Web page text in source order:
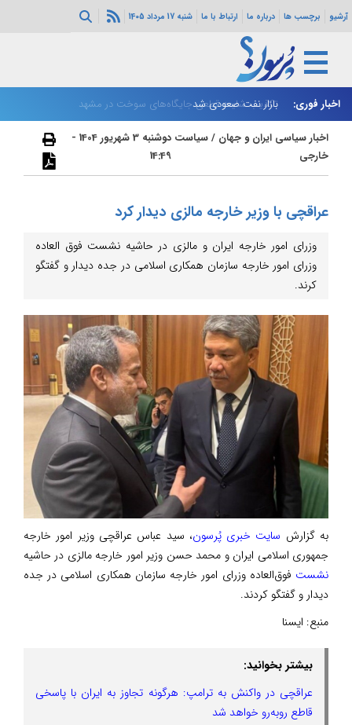
آرشیو برچسب ها درباره ما ارتباط با ما شنبه 17 مرداد 1405
اخبار فوری: تکذیب شایعه قطعی جایگاه‌های سوخت در مشهد
بازار نفت صعودی شد
اخبار سیاسی ایران و جهان /سیاست
خارجی
دوشنبه 3 شهریور 1404 -
14:49
عراقچی با وزیر خارجه مالزی دیدار کرد
وزرای امور خارجه ایران و مالزی در حاشیه نشست فوق العاده
وزرای امور خارجه سازمان همکاری اسلامی در جده دیدار و گفتگو
کرند.
به گزارش سایت خبری پُرسون، سید عباس عراقچی وزیر امور خارجه
جمهوری اسلامی ایران و محمد حسن وزیر امور خارجه مالزی در حاشیه
نشست فوق‌العاده وزرای امور خارجه سازمان همکاری اسلامی در جده
دیدار و گفتگو کردند.
منبع: ایسنا
بیشتر بخوانید:
عراقچی در واکنش به ترامپ: هرگونه تجاوز به ایران با پاسخی
قاطع روبه‌رو خواهد شد